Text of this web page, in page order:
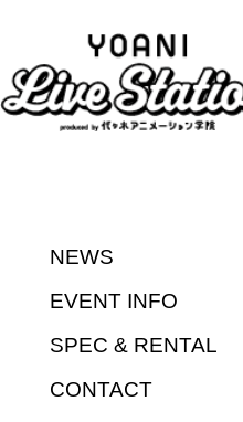
NEWS
EVENT INFO
SPEC & RENTAL
CONTACT